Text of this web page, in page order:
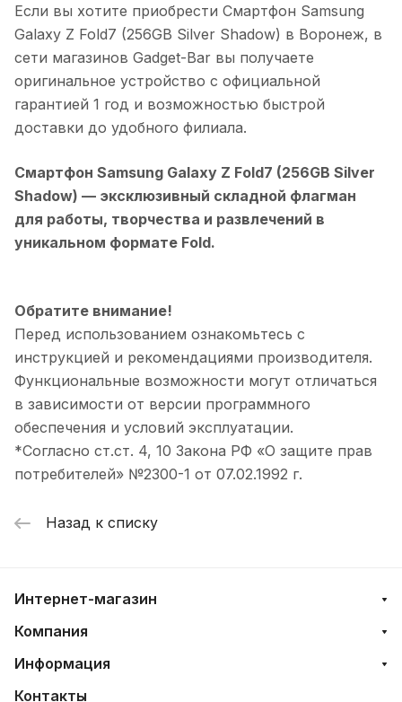
Если вы хотите приобрести Смартфон Samsung
Galaxy Z Fold7 (256GB Silver Shadow) в Воронеж, в
сети магазинов Gadget-Bar вы получаете
оригинальное устройство с официальной
гарантией 1 год и возможностью быстрой
доставки до удобного филиала.
Смартфон Samsung Galaxy Z Fold7 (256GB Silver
Shadow) — эксклюзивный складной флагман
для работы, творчества и развлечений в
уникальном формате Fold.
Обратите внимание!
Перед использованием ознакомьтесь с
инструкцией и рекомендациями производителя.
Функциональные возможности могут отличаться
в зависимости от версии программного
обеспечения и условий эксплуатации.
*Согласно ст.ст. 4, 10 Закона РФ «О защите прав
потребителей» №2300-1 от 07.02.1992 г.
Назад к списку
Интернет-магазин
Компания
Информация
Контакты